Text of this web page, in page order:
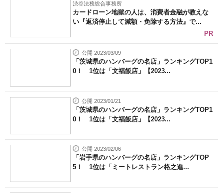
渋谷法務総合事務所
カードローン地獄の人は、消費者金融が教えな
い『返済停止して減額・免除する方法』で...
PR
公開 2023/03/09
「茨城県のハンバーグの名店」ランキングTOP1
0！ 1位は「文福飯店」【2023...
公開 2023/01/21
「茨城県のハンバーグの名店」ランキングTOP1
0！ 1位は「文福飯店」【2023...
公開 2023/02/06
「岩手県のハンバーグの名店」ランキングTOP
5！ 1位は「ミートレストラン格之進...